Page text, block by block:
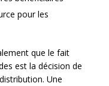
pour les
que le fait
est la décision de
Une